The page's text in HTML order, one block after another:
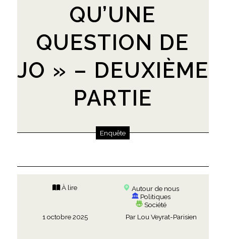
QU’UNE
QUESTION DE
JO » – DEUXIÈME
PARTIE
Enquête
À lire
Autour de nous
Politiques
Société
1 octobre 2025
Par Lou Veyrat-Parisien